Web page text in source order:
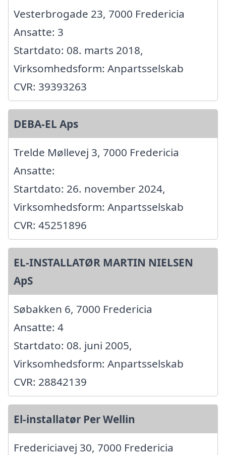
Vesterbrogade 23, 7000 Fredericia
Ansatte: 3
Startdato: 08. marts 2018,
Virksomhedsform: Anpartsselskab
CVR: 39393263
DEBA-EL Aps
Trelde Møllevej 3, 7000 Fredericia
Ansatte:
Startdato: 26. november 2024,
Virksomhedsform: Anpartsselskab
CVR: 45251896
EL-INSTALLATØR MARTIN NIELSEN
ApS
Søbakken 6, 7000 Fredericia
Ansatte: 4
Startdato: 08. juni 2005,
Virksomhedsform: Anpartsselskab
CVR: 28842139
El-installatør Per Wellin
Fredericiavej 30, 7000 Fredericia